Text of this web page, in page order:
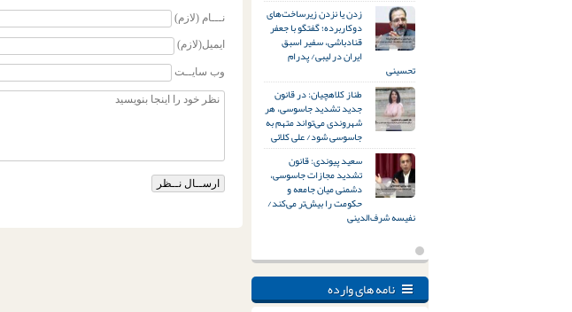
نـــام (لازم)
ایمیل(لازم)
وب سایــت
زدن یا نزدن زیرساخت‌های
دوکاربرده؛ گفتگو با جعفر
قنادباشی، سفیر اسبق
ایران در لیبی/ پدرام
تحسینی
طناز کلاهچیان: در قانون
جدید تشدید جاسوسی، هر
شهروندی می‌تواند متهم به
جاسوسی شود/ علی کلائی
سعید پیوندی: قانون
تشدید مجازات جاسوسی،
دشمنی میان جامعه و
حکومت را بیش‌تر می‌کند/
نفیسه شرف‌الدینی
نامه های وارده